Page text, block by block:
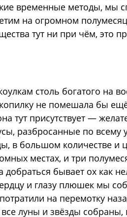
временные методы, мы
на огромном
тут ни при чём, это
столь богатого на
не помешала бы
тут присутствует —
разбросанные по всему
в большом количестве и
местах, и три
бывает ох как
и глазу плюшек мы
на перемотку
луны и звёзды собраны,